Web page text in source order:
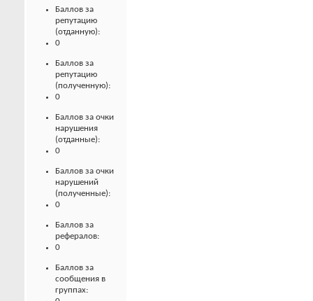
Баллов за
репутацию
(отданную):
0
Баллов за
репутацию
(полученную):
0
Баллов за очки
нарушения
(отданные):
0
Баллов за очки
нарушений
(полученные):
0
Баллов за
рефералов:
0
Баллов за
сообщения в
группах: